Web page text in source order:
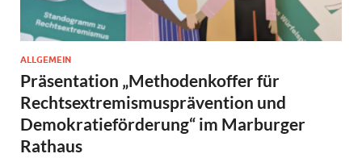
ALLGEMEIN
Präsentation „Methodenkoffer für
Rechtsextremismusprävention und
Demokratieförderung“ im Marburger
Rathaus